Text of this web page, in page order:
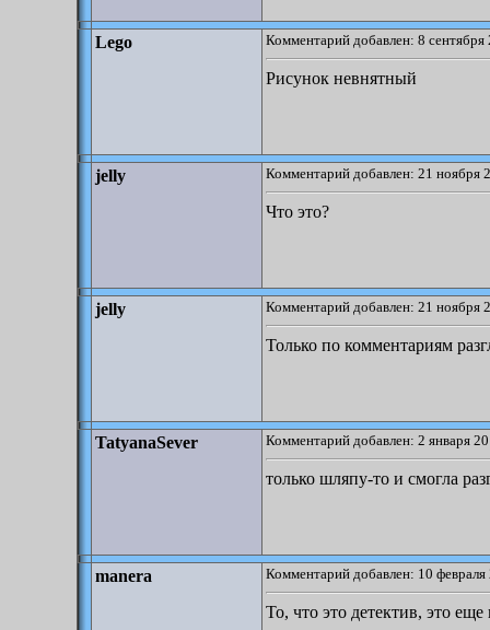
Lego Комментарий добавлен: 8
Рисунок невнятный
jelly Комментарий добавлен: 21 ноября
Что это?
jelly Комментарий добавлен: 21 ноября
Только по комментариям
TatyanaSever Комментарий добавлен: 2 января
только шляпу-то и смогла
manera Комментарий добавлен: 10
То, что это детектив, это еще